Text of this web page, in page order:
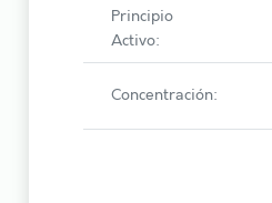
Principio
Activo:
Concentración: